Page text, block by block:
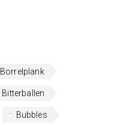
Borrelplank
Bitterballen
Bubbles